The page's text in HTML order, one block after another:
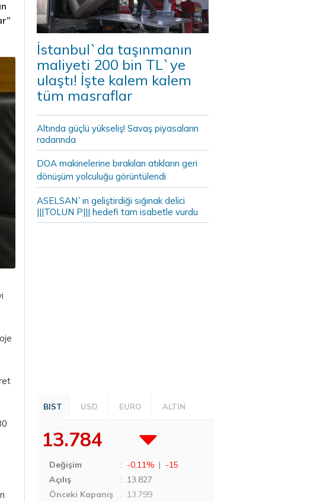
İstanbul`da taşınmanın
maliyeti 200 bin TL`ye
ulaştı! İşte kalem kalem
tüm masraflar
Altında güçlü yükseliş! Savaş piyasaların
radarında
DOA makinelerine bırakılan atıkların geri
dönüşüm yolculuğu görüntülendi
ASELSAN`ın geliştirdiği sığınak delici
|||TOLUN P||| hedefi tam isabetle vurdu
BIST USD EURO ALTIN
13.784
Değişim : -0,11% | -15
Açılış
: 13.827
Önceki Kapanış
: 13.799